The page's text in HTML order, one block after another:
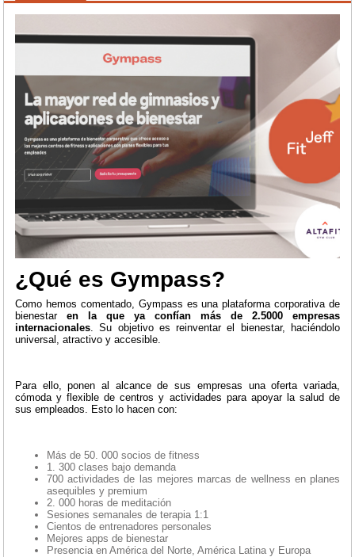
¿Qué es Gympass?
Como hemos comentado, Gympass es una plataforma corporativa de
bienestar en la que ya confían más de 2.5000 empresas
internacionales . Su objetivo es reinventar el bienestar, haciéndolo
universal, atractivo y accesible.
Para ello, ponen al alcance de sus empresas una oferta variada,
cómoda y flexible de centros y actividades para apoyar la salud de
sus empleados. Esto lo hacen con:
Más de 50. 000 socios de fitness
1. 300 clases bajo demanda
700 actividades de las mejores marcas de wellness en planes
asequibles y premium
2. 000 horas de meditación
Sesiones semanales de terapia 1:1
Cientos de entrenadores personales
Mejores apps de bienestar
Presencia en América del Norte, América Latina y Europa